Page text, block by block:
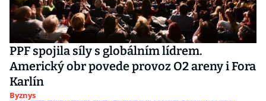
PPF spojila síly s globálním lídrem.
Americký obr povede provoz O2 areny i Fora
Karlín
Byznys